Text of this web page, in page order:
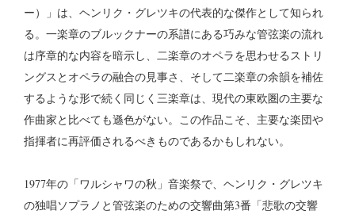
ー）」は、ヘンリク・グレツキの代表的な傑作として知られ
る。一楽章のブルックナーの系譜にある巧みな管弦楽の流れ
は序章的な内容を暗示し、二楽章のオペラを思わせるストリ
ングスとオペラの融合の見事さ、そして二楽章の余韻を補佐
するような形で続く同じく三楽章は、現代の東欧圏の主要な
作曲家と比べても遜色がない。この作品こそ、主要な楽団や
指揮者に再評価されるべきものであるかもしれない。
1977年の「ワルシャワの秋」音楽祭で、ヘンリク・グレツキ
の独唱ソプラノと管弦楽のための交響曲第3番「悲歌の交響